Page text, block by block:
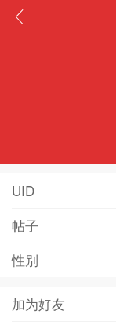
UID
帖子
性别
加为好友